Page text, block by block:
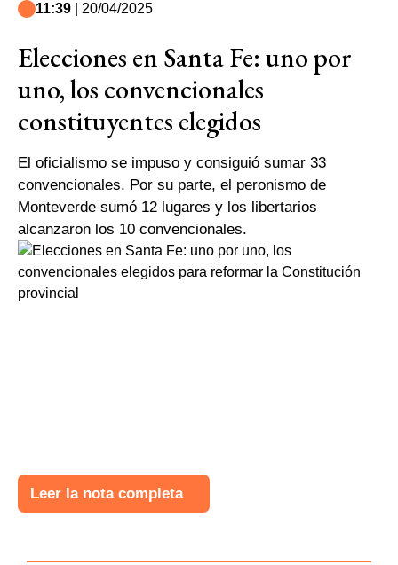
11:39 | 20/04/2025
Elecciones en Santa Fe: uno por
uno, los convencionales
constituyentes elegidos
El oficialismo se impuso y consiguió sumar 33
convencionales. Por su parte, el peronismo de
Monteverde sumó 12 lugares y los libertarios
alcanzaron los 10 convencionales.
Leer la nota completa